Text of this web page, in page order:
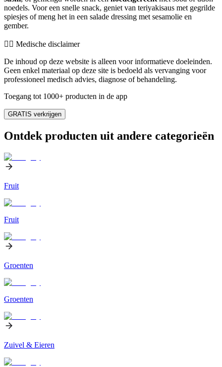
noedels. Voor een snelle snack, geniet van teriyakisaus met gegrilde
spiesjes of meng het in een salade dressing met sesamolie en
gember.
👨‍⚕️️ Medische disclaimer
De inhoud op deze website is alleen voor informatieve doeleinden.
Geen enkel materiaal op deze site is bedoeld als vervanging voor
professioneel medisch advies, diagnose of behandeling.
Toegang tot 1000+ producten in de app
GRATIS verkrijgen
Ontdek producten uit andere categorieën
Fruit
Fruit
Groenten
Groenten
Zuivel & Eieren